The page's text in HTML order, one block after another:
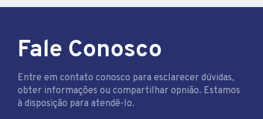
Fale Conosco
Entre em contato conosco para esclarecer dúvidas,
obter informações ou compartilhar opnião. Estamos
à disposição para atendê-lo.